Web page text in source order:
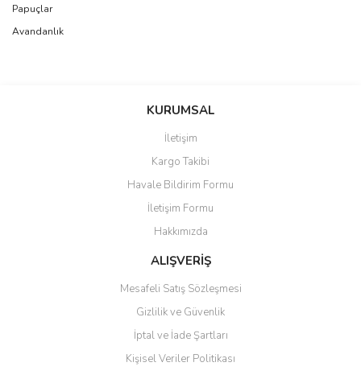
Papuçlar
Avandanlık
Bu ürüne ilk yorumu siz yapın!
Ürün resmi kalitesiz, bozuk veya görüntülenemiyor.
Ürün açıklamasında eksik bilgiler bulunuyor.
Ürün bilgilerinde hatalar bulunuyor.
Ürün fiyatı diğer sitelerden daha pahalı.
Bu ürüne benzer farklı alternatifler olmalı.
Gönder
KURUMSAL
İletişim
Kargo Takibi
Havale Bildirim Formu
İletişim Formu
Hakkımızda
ALIŞVERİŞ
Mesafeli Satış Sözleşmesi
Gizlilik ve Güvenlik
İptal ve İade Şartları
Kişisel Veriler Politikası